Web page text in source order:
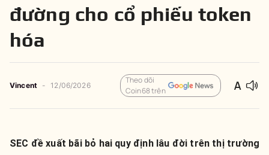
đường cho cổ phiếu token
hóa
Vincent - 12/06/2026
Theo dõi
Coin68 trên
SEC đề xuất bãi bỏ hai quy định lâu đời trên thị trường